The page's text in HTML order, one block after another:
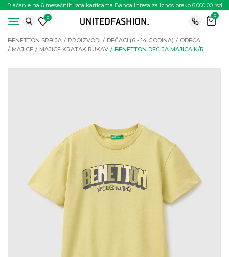
Plaćanje na 6 mesečnih rata karticama Banca Intesa za iznos preko 6.000.00 rsd
0
0
BENETTON SRBIJA PROIZVODI DEČACI (6 - 14 GODINA)
ODEĆA
MAJICE
MAJICE KRATAK RUKAV BENETTON DEČIJA MAJICA K/R